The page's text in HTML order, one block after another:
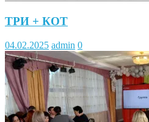
ТРИ + КОТ
04.02.2025 admin 0